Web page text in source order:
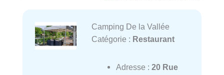
Camping De la Vallée
Catégorie : Restaurant
Adresse : 20 Rue